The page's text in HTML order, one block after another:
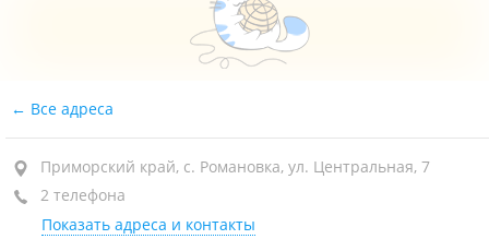
Все адреса
Приморский край, с. Романовка, ул. Центральная, 7
2 телефона
Показать адреса и контакты